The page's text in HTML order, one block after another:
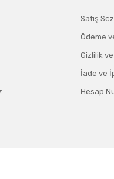
Satış
Ödeme
Gizlilik
İade ve
Hesap